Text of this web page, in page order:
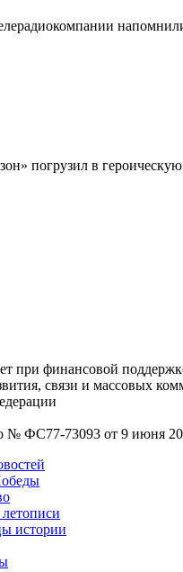
погрузил в
при финансовой
связи и массовых
№ ФС77-73093 от 9 июня
истории